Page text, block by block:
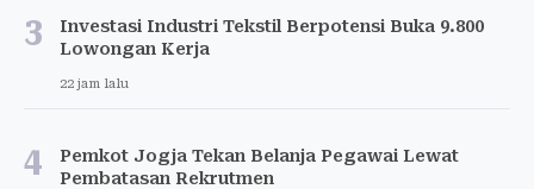
3
Investasi Industri Tekstil Berpotensi Buka 9.800
Lowongan Kerja
22 jam lalu
4
Pemkot Jogja Tekan Belanja Pegawai Lewat
Pembatasan Rekrutmen